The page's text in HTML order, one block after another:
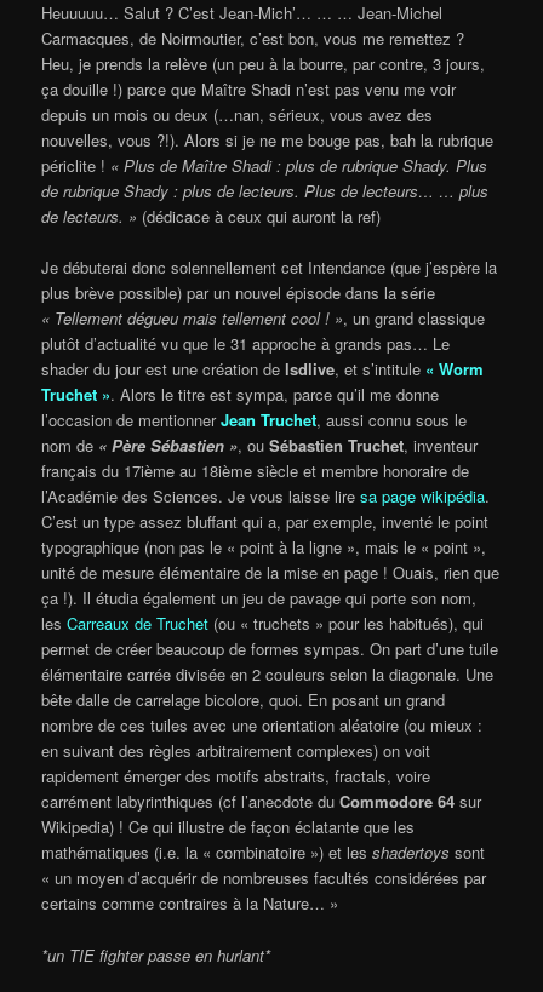
Heuuuuu… Salut ? C’est Jean-Mich’… … … Jean-Michel
Carmacques, de Noirmoutier, c’est bon, vous me remettez ?
Heu, je prends la relève (un peu à la bourre, par contre, 3 jours,
ça douille !) parce que Maître Shadi n’est pas venu me voir
depuis un mois ou deux (…nan, sérieux, vous avez des
nouvelles, vous ?!). Alors si je ne me bouge pas, bah la rubrique
périclite ! « Plus de Maître Shadi : plus de rubrique Shady. Plus
de rubrique Shady : plus de lecteurs. Plus de lecteurs… … plus
de lecteurs. » (dédicace à ceux qui auront la ref)
Je débuterai donc solennellement cet Intendance (que j’espère la
plus brève possible) par un nouvel épisode dans la série
« Tellement dégueu mais tellement cool ! », un grand classique
plutôt d’actualité vu que le 31 approche à grands pas… Le
shader du jour est une création de lsdlive, et s’intitule « Worm
Truchet ». Alors le titre est sympa, parce qu’il me donne
l’occasion de mentionnerJean Truchet, aussi connu sous le
nom de « Père Sébastien », ouSébastien Truchet, inventeur
français du 17ième au 18ième siècle et membre honoraire de
l’Académie des Sciences. Je vous laisse liresa page wikipédia.
C’est un type assez bluffant qui a, par exemple, inventé le point
typographique (non pas le « point à la ligne », mais le « point »,
unité de mesure élémentaire de la mise en page ! Ouais, rien que
ça !). Il étudia également un jeu de pavage qui porte son nom,
lesCarreaux de Truchet (ou « truchets » pour les habitués), qui
permet de créer beaucoup de formes sympas. On part d’une tuile
élémentaire carrée divisée en 2 couleurs selon la diagonale. Une
bête dalle de carrelage bicolore, quoi. En posant un grand
nombre de ces tuiles avec une orientation aléatoire (ou mieux :
en suivant des règles arbitrairement complexes) on voit
rapidement émerger des motifs abstraits, fractals, voire
carrément labyrinthiques (cf l’anecdote duCommodore 64 sur
Wikipedia) ! Ce qui illustre de façon éclatante que les
mathématiques (i.e. la « combinatoire ») et lesshadertoys sont
« un moyen d’acquérir de nombreuses facultés considérées par
certains comme contraires à la Nature… »
*un TIE fighter passe en hurlant*